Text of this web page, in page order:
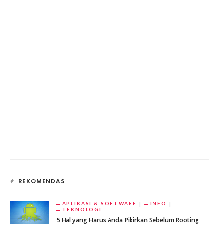
REKOMENDASI
APLIKASI & SOFTWARE
INFO
TEKNOLOGI
5 Hal yang Harus Anda Pikirkan Sebelum Rooting